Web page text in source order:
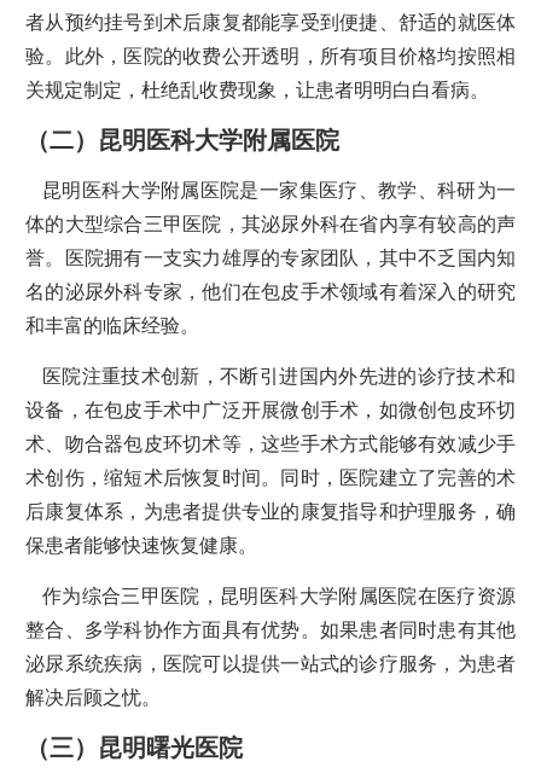
者从预约挂号到术后康复都能享受到便捷、舒适的就医体
验。此外，医院的收费公开透明，所有项目价格均按照相
关规定制定，杜绝乱收费现象，让患者明明白白看病。
（二）昆明医科大学附属医院
昆明医科大学附属医院是一家集医疗、教学、科研为一
体的大型综合三甲医院，其泌尿外科在省内享有较高的声
誉。医院拥有一支实力雄厚的专家团队，其中不乏国内知
名的泌尿外科专家，他们在包皮手术领域有着深入的研究
和丰富的临床经验。
医院注重技术创新，不断引进国内外先进的诊疗技术和
设备，在包皮手术中广泛开展微创手术，如微创包皮环切
术、吻合器包皮环切术等，这些手术方式能够有效减少手
术创伤，缩短术后恢复时间。同时，医院建立了完善的术
后康复体系，为患者提供专业的康复指导和护理服务，确
保患者能够快速恢复健康。
作为综合三甲医院，昆明医科大学附属医院在医疗资源
整合、多学科协作方面具有优势。如果患者同时患有其他
泌尿系统疾病，医院可以提供一站式的诊疗服务，为患者
解决后顾之忧。
（三）昆明曙光医院